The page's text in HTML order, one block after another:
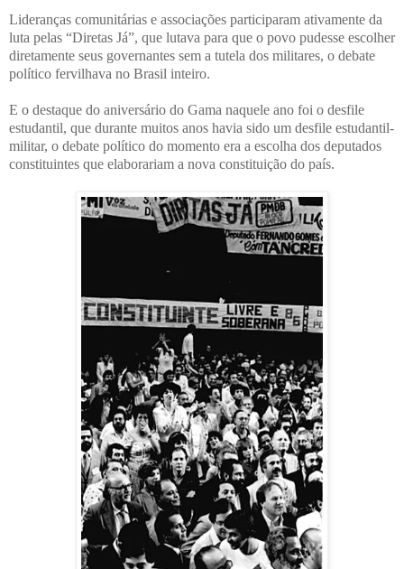
Lideranças comunitárias e associações participaram ativamente da
luta pelas “Diretas Já”, que lutava para que o povo pudesse escolher
diretamente seus governantes sem a tutela dos militares, o debate
político fervilhava no Brasil inteiro.
E o destaque do aniversário do Gama naquele ano foi o desfile
estudantil, que durante muitos anos havia sido um desfile estudantil-
militar, o debate político do momento era a escolha dos deputados
constituintes que elaborariam a nova constituição do país.